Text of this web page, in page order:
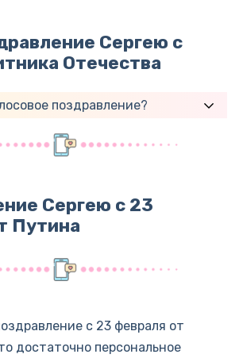
Сергею с
Отечества
поздравление?
Сергею с 23
Путина
с 23 февраля от
достаточно персональное